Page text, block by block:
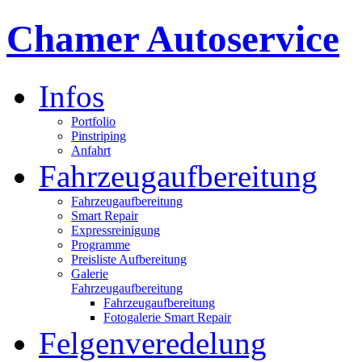
Chamer Autoservice
Infos
Portfolio
Pinstriping
Anfahrt
Fahrzeugaufbereitung
Fahrzeugaufbereitung
Smart Repair
Expressreinigung
Programme
Preisliste Aufbereitung
Galerie
Fahrzeugaufbereitung
Fahrzeugaufbereitung
Fotogalerie Smart Repair
Felgenveredelung